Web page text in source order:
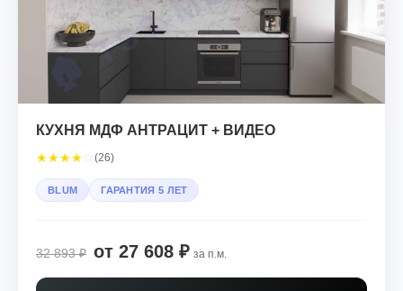
КУХНЯ МДФ АНТРАЦИТ + ВИДЕО
★★★★ (26)
BLUM ГАРАНТИЯ 5 ЛЕТ
32 893 ₽ от 27 608 ₽ за п.м.